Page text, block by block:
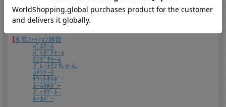
通常のご購入でも、簡易ラッピング（透明の袋の上に金色のギフトシール付き）い
たします。
OAﾁｬｰﾑ
ｳｫｰﾙﾃﾞｺ
ﾍﾟｰﾊﾟｰﾅｲﾌ
ﾁｬｰﾑｸﾘｯﾌﾟ
本革ﾌｧｯｼｮﾝ雑貨
ﾊﾟｽｹｰｽ
ﾊﾞｯｸﾞﾁｬｰﾑ
ﾘﾝｸﾞﾁｬｰﾑ
ﾌﾟﾚｰﾄﾜﾝちゃん
ｺｲﾝｹｰｽ
ﾁｹｯﾄﾎﾙﾀﾞｰ
ﾈｰﾑﾎﾙﾀﾞｰ
ﾌﾞｯｸﾏｰｶｰ
ｷｰｶﾊﾞｰ